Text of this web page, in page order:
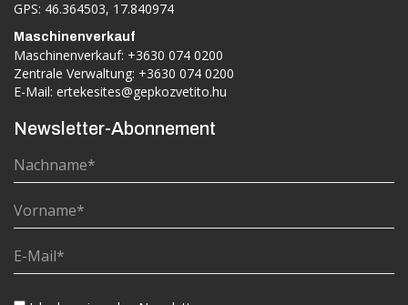
GPS: 46.364503, 17.840974
Maschinenverkauf
Maschinenverkauf: +3630 074 0200
Zentrale Verwaltung: +3630 074 0200
E-Mail: ertekesites@gepkozvetito.hu
Newsletter-Abonnement